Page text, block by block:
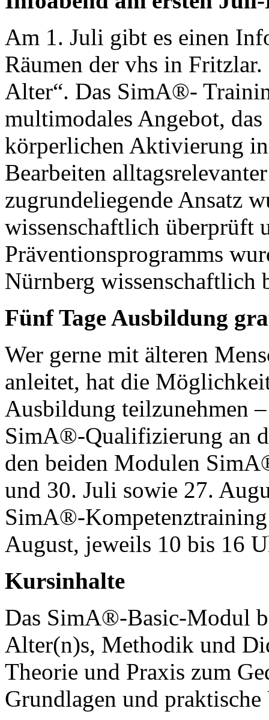
Am 1. Juli gibt es einen
Räumen der vhs in
Alter“. Das SimA®-
multimodales Angebot,
körperlichen Aktivierung in
Bearbeiten
zugrundeliegende Ansatz
wissenschaftlich überprüft
Präventionsprogramms
Nürnberg wissenschaftlich
Fünf Tage Ausbildung
Wer gerne mit älteren
anleitet, hat die
Ausbildung teilzunehmen
SimA®-Qualifizierung an
den beiden Modulen
und 30. Juli sowie 27.
SimA®-
August, jeweils 10 bis 16
Kursinhalte
Das SimA®-Basic-Modul
Alter(n)s, Methodik und
Theorie und Praxis zum
Grundlagen und